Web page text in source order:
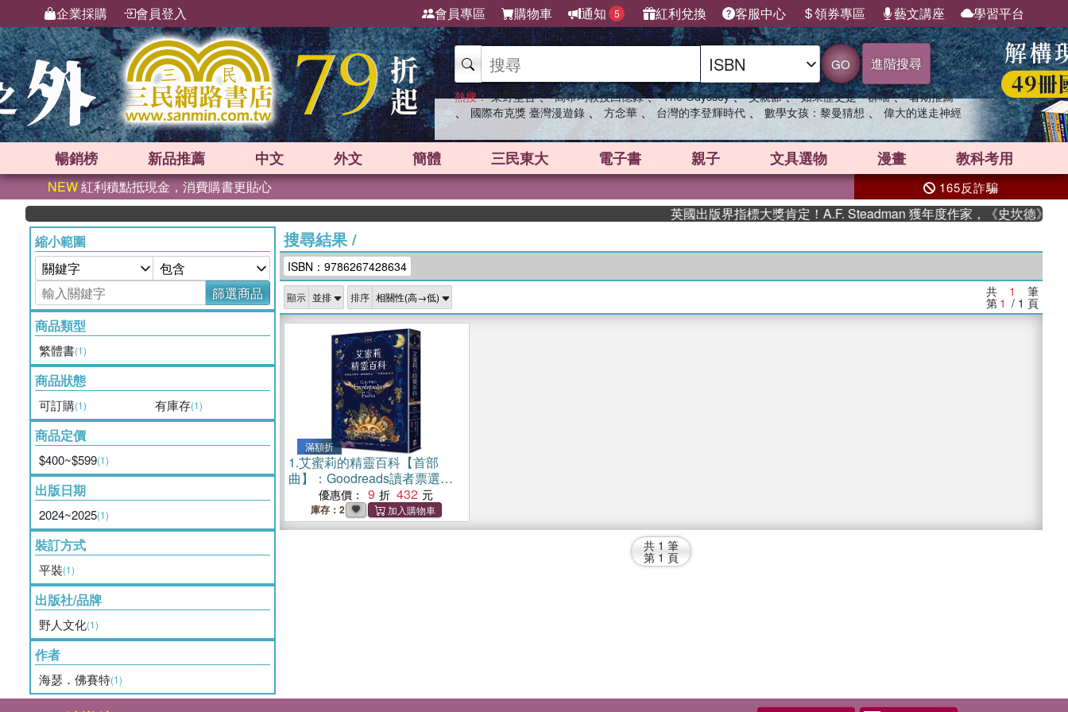
企業採購 會員登入 會員專區 購物車 通知 5 紅利兌換 客服中心 領券專區 藝文講座 學習平台
GO 進階搜尋
熱搜： 東野圭吾 、 高希均教授回憶錄 、 The Odyssey 、 父親節 、 如果歷史是一群喵 、 暑期推薦
、 國際布克獎 臺灣漫遊錄 、 方念華 、 台灣的李登輝時代 、 數學女孩：黎曼猜想 、 偉大的迷走神經
暢銷榜 新品推薦 中文 外文 簡體 三民東大 電子書 親子 文具選物 漫畫 教科考用
NEW紅利積點抵現金，消費購書更貼心 165反詐騙
英國出版界指標大獎肯定！A.F. Steadman 獲年度作家，《史坎德》系列
縮小範圍
篩選商品
商品類型
繁體書(1)
商品狀態
可訂購(1) 有庫存(1)
商品定價
$400~$599(1)
出版日期
2024~2025(1)
裝訂方式
平裝(1)
出版社/品牌
野人文化(1)
作者
海瑟．佛賽特(1)
搜尋結果/
ISBN：9786267428634
顯示 排序 共 1 筆
第 1 / 1 頁
滿額折
1.艾蜜莉的精靈百科【首部
曲】：Goodreads讀者票選年
度最佳奇幻決選作、空降
Sunday Times暢銷榜
優惠價： 9 432
庫存：2
共 1 筆
第 1 頁